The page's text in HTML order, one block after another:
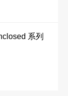
系列